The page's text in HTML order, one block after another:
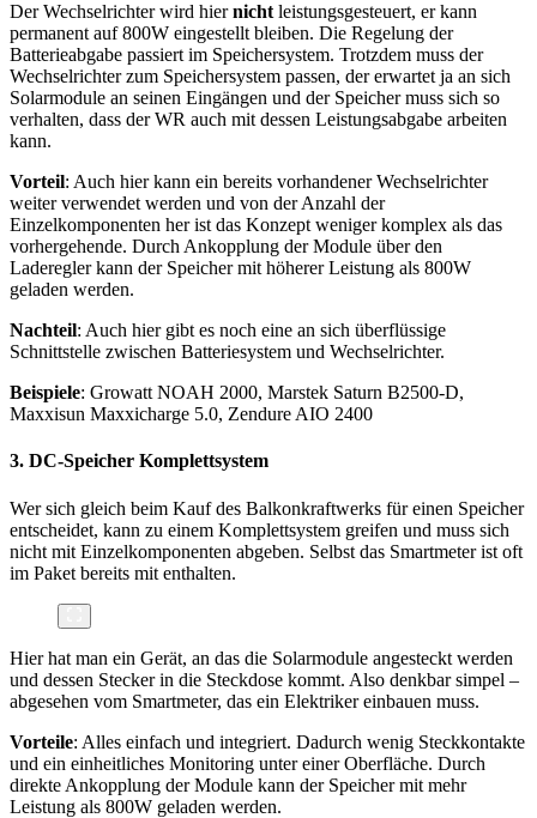
Der Wechselrichter wird hiernicht leistungsgesteuert, er kann
permanent auf 800W eingestellt bleiben. Die Regelung der
Batterieabgabe passiert im Speichersystem. Trotzdem muss der
Wechselrichter zum Speichersystem passen, der erwartet ja an sich
Solarmodule an seinen Eingängen und der Speicher muss sich so
verhalten, dass der WR auch mit dessen Leistungsabgabe arbeiten
kann.
Vorteil: Auch hier kann ein bereits vorhandener Wechselrichter
weiter verwendet werden und von der Anzahl der
Einzelkomponenten her ist das Konzept weniger komplex als das
vorhergehende. Durch Ankopplung der Module über den
Laderegler kann der Speicher mit höherer Leistung als 800W
geladen werden.
Nachteil: Auch hier gibt es noch eine an sich überflüssige
Schnittstelle zwischen Batteriesystem und Wechselrichter.
Beispiele: Growatt NOAH 2000, Marstek Saturn B2500-D,
Maxxisun Maxxicharge 5.0, Zendure AIO 2400
3. DC-Speicher Komplettsystem
Wer sich gleich beim Kauf des Balkonkraftwerks für einen Speicher
entscheidet, kann zu einem Komplettsystem greifen und muss sich
nicht mit Einzelkomponenten abgeben. Selbst das Smartmeter ist oft
im Paket bereits mit enthalten.
Hier hat man ein Gerät, an das die Solarmodule angesteckt werden
und dessen Stecker in die Steckdose kommt. Also denkbar simpel –
abgesehen vom Smartmeter, das ein Elektriker einbauen muss.
Vorteile: Alles einfach und integriert. Dadurch wenig Steckkontakte
und ein einheitliches Monitoring unter einer Oberfläche. Durch
direkte Ankopplung der Module kann der Speicher mit mehr
Leistung als 800W geladen werden.